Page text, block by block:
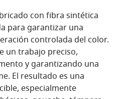
con fibra sintética
para garantizar una
controlada del color.
un trabajo preciso,
y garantizando una
El resultado es una
especialmente